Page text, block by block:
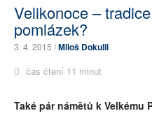
Velikonoce –
pomlázek?
3. 4. 2015 /Miloš Dokulil
čas čtení 11 minut
Také pár námětů k